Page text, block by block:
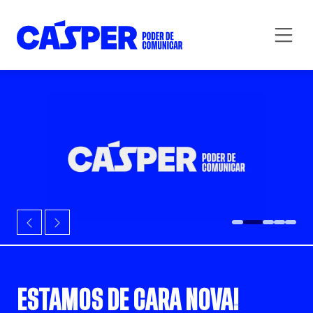
ESTAMOS DE CARA NOVA!